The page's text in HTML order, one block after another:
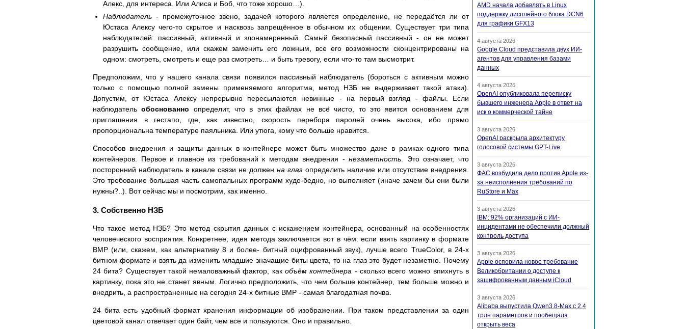
Алекс, для интереса. Или Алиса и Боб, что тоже хорошо…).
Наблюдатель - промежуточное звено, задачей которого является определение, не передаётся ли от
Юстаса Алексу чего-то скрытое и насквозь запрещённое в обычном их общении. Существует три типа
наблюдателей: пассивный, активный и злонамеренный. Самый безопасный пассивный - он не может
разрушить сообщение, или скажем заменить его ложным, все его возможности сконцентрированы на
одном: смотреть, смотреть и еще раз смотреть… и быть тревогу, если что-то там высмотрит.
Предположим, что у нашего канала связи появился пассивный наблюдатель (бороться с активным можно
только с помощью полной замены применяемого алгоритма, метод НЗБ не выдерживает такой атаки).
Допустим, от Юстаса Алексу непрерывно пересылаются невинные - на первый взгляд - файлы. Если
наблюдательобоснованно определит, что в этих файлах не всё чисто, то это явится основанием для
приглашения в гестапо, где, как известно, скорость перебора паролей очень высока, ибо прямо
пропорциональна температуре паяльника. Или утюга, кому что больше нравится.
Способов внедрения и защиты данных в контейнере может быть множество даже в рамках одного типа
контейнеров. Первое и главное из требований к методам внедрения -незаметность . Это означает, что
посторонний наблюдатель в канале связи не должен на глаз определить наличие или отсутствие внедрения.
Это требование большая часть самопальных программ худо-бедно, но выполняет (иначе зачем бы они были
нужны?..). Вот сейчас мы и посмотрим, как именно.
3. Собственно НЗБ
Что такое метод НЗБ? Это метод скрытия данных с искажением контейнера, основанный на особенностях
человеческого восприятия. Конкретнее, идея метода заключается вот в чём: если взять картинку в формате
BMP (или, скажем, как альтернативу 8 и более- битный оцифрованный звук), лучше всего TrueColor, в 24-х
битном формате и взять да изменить младшие значащие биты цвета, то на глаз это будет незаметно. Почему
24 бита? Существует такой немаловажный фактор, как объём контейнера - сколько всего можно впихнуть в
картинку, пока это не станет явным. Логично предположить, что чем больше контейнер, тем больше можно и
внедрить, а распространенные на сегодня 24-х битные BMP - самая благодатная почва.
24 бита есть удобный формат хранения информации об изображении. При таком представлении за один
цветовой канал отвечает один байт, чем все и пользуются. Оно и правильно.
AMD начала добавлять в Linux
поддержку дисплейного блока DCN6
для графики GFX13
4 августа 2026
Google Cloud представила двух ИИ-
агентов для управления базами
данных
4 августа 2026
OpenAI опубликовала переписку
бывшего инженера Apple в ответ на
иск о коммерческой тайне
3 августа 2026
OpenAI раскрыла архитектуру
голосовой системы GPT-Live
3 августа 2026
ФАС возбудила дело против Apple из-
за неисполнения требований по
RuStore и Max
3 августа 2026
IBM: 92% организаций с ИИ-
инцидентами не обеспечили должный
контроль доступа
3 августа 2026
Apple оспорила новое требование
Великобритании о доступе к
зашифрованным данным iCloud
3 августа 2026
Alibaba выпустила Qwen3.8-Max с 2,4
трлн параметров и пообещала
открыть веса